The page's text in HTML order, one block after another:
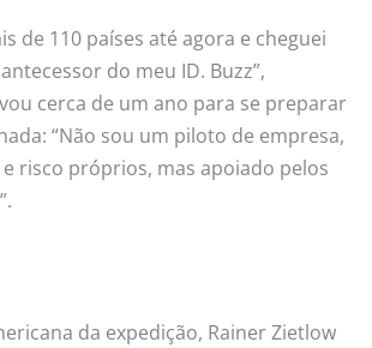
de 110 países até agora e cheguei
do meu ID. Buzz”,
cerca de um ano para se preparar
“Não sou um piloto de empresa,
risco próprios, mas apoiado pelos
da expedição, Rainer Zietlow